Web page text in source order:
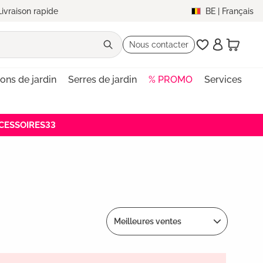
rapide BE | Français
Nous contacter
de jardin Serres de jardin % PROMO Services
Meilleures ventes